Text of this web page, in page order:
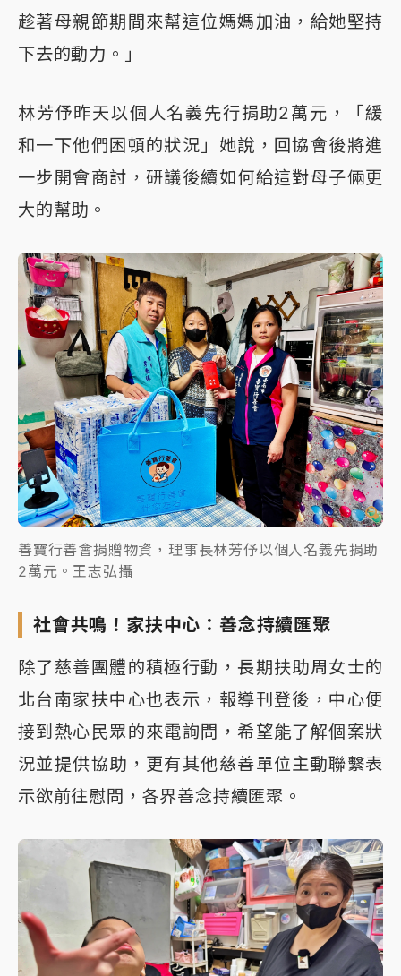
趁著母親節期間來幫這位媽媽加油，給她堅持
下去的動力。」
林芳伃昨天以個人名義先行捐助2萬元，「緩
和一下他們困頓的狀況」她說，回協會後將進
一步開會商討，研議後續如何給這對母子倆更
大的幫助。
善寶行善會捐贈物資，理事長林芳伃以個人名義先捐助
2萬元。王志弘攝
社會共鳴！家扶中心：善念持續匯聚
除了慈善團體的積極行動，長期扶助周女士的
北台南家扶中心也表示，報導刊登後，中心便
接到熱心民眾的來電詢問，希望能了解個案狀
況並提供協助，更有其他慈善單位主動聯繫表
示欲前往慰問，各界善念持續匯聚。